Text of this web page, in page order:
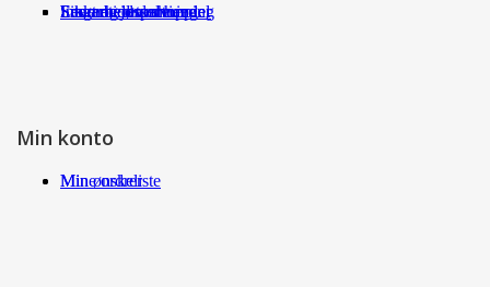
Fragt og returneringer
Sikkerhed ved handel
International shopping
Samarbejdspartnere
Leverandørservice
Min konto
Min ønskeliste
Mine ordrer